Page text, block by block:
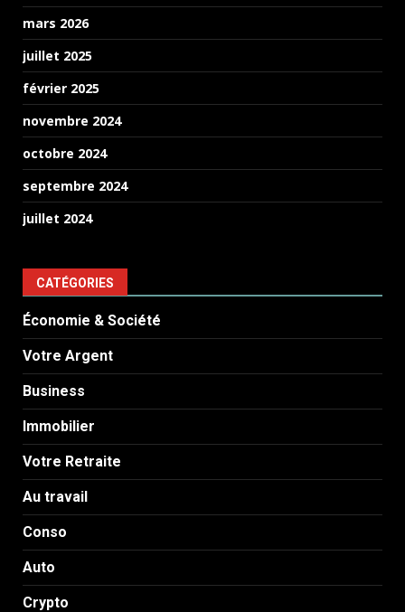
mars 2026
juillet 2025
février 2025
novembre 2024
octobre 2024
septembre 2024
juillet 2024
CATÉGORIES
Économie & Société
Votre Argent
Business
Immobilier
Votre Retraite
Au travail
Conso
Auto
Crypto